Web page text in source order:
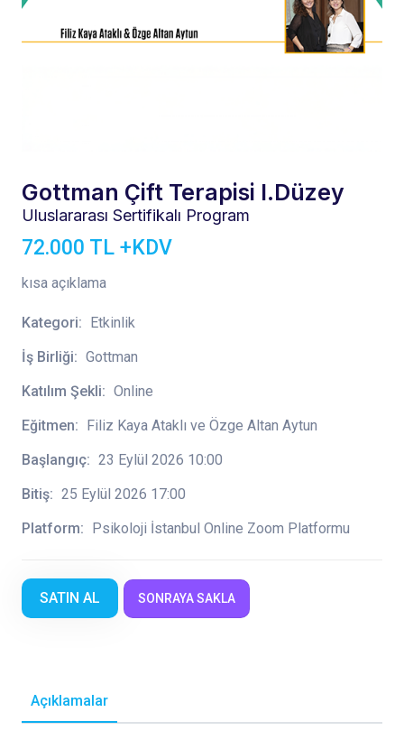
Gottman Çift Terapisi I.Düzey
Uluslararası Sertifikalı Program
72.000 TL +KDV
kısa açıklama
Kategori: Etkinlik
İş Birliği: Gottman
Katılım Şekli: Online
Eğitmen: Filiz Kaya Ataklı ve Özge Altan Aytun
Başlangıç: 23 Eylül 2026 10:00
Bitiş: 25 Eylül 2026 17:00
Platform: Psikoloji İstanbul Online Zoom Platformu
SATIN AL SONRAYA SAKLA
Açıklamalar